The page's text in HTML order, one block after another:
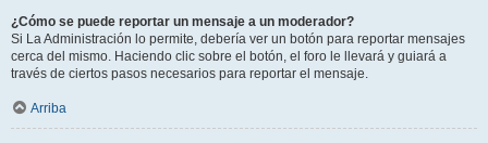
¿Cómo se puede reportar un mensaje a un moderador?
Si La Administración lo permite, debería ver un botón para reportar mensajes
cerca del mismo. Haciendo clic sobre el botón, el foro le llevará y guiará a
través de ciertos pasos necesarios para reportar el mensaje.
Arriba